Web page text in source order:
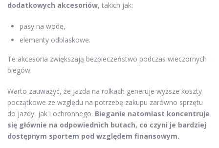
dodatkowych akcesoriów, takich jak:
pasy na wodę,
elementy odblaskowe.
Te akcesoria zwiększają bezpieczeństwo podczas wieczornych
biegów.
Warto zauważyć, że jazda na rolkach generuje wyższe koszty
początkowe ze względu na potrzebę zakupu zarówno sprzętu
do jazdy, jak i ochronnego. Bieganie natomiast koncentruje
się głównie na odpowiednich butach, co czyni je bardziej
dostępnym sportem pod względem finansowym.